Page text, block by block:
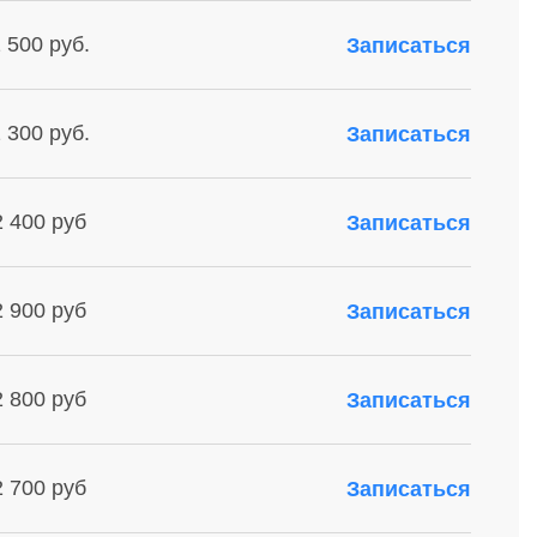
500 руб. Записаться
300 руб. Записаться
400 руб Записаться
900 руб Записаться
800 руб Записаться
700 руб Записаться